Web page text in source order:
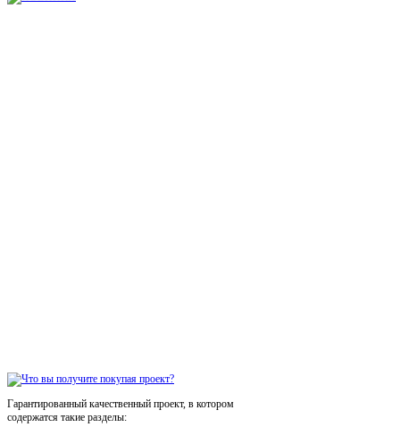
Гарантированный качественный проект, в котором
содержатся такие разделы: